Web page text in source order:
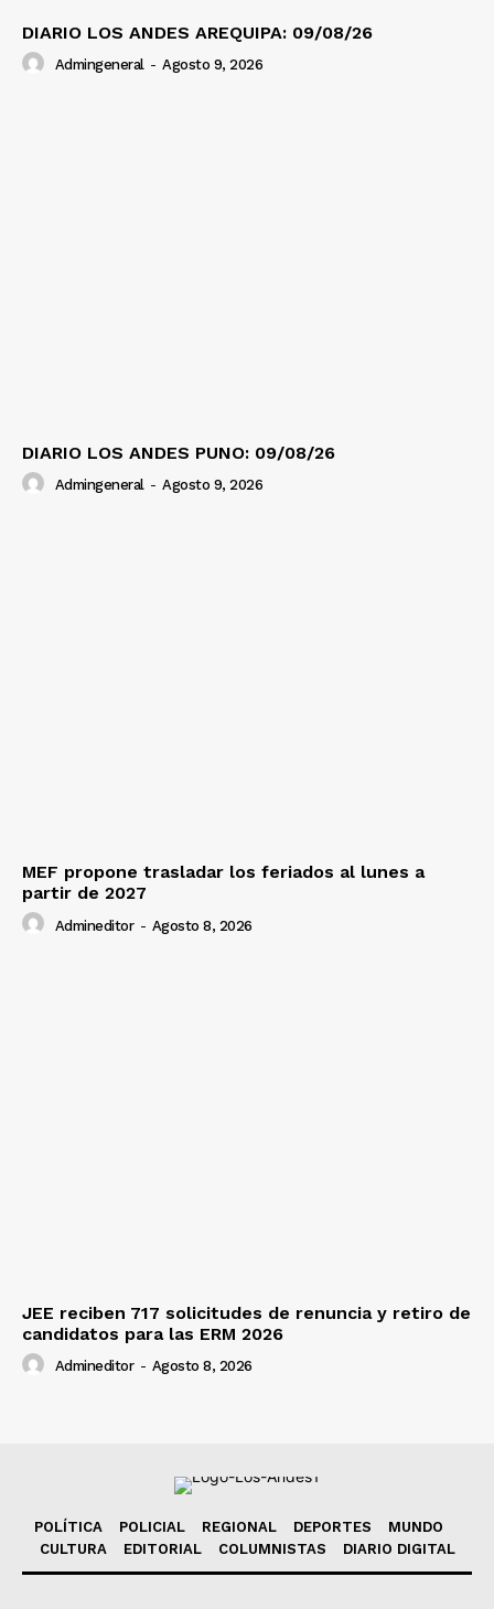
DIARIO LOS ANDES AREQUIPA: 09/08/26
Admingeneral - Agosto 9, 2026
DIARIO LOS ANDES PUNO: 09/08/26
Admingeneral - Agosto 9, 2026
MEF propone trasladar los feriados al lunes a
partir de 2027
Admineditor - Agosto 8, 2026
JEE reciben 717 solicitudes de renuncia y retiro de
candidatos para las ERM 2026
Admineditor - Agosto 8, 2026
POLÍTICA POLICIAL REGIONAL DEPORTES
MUNDO
CULTURA
EDITORIAL COLUMNISTAS DIARIO DIGITAL